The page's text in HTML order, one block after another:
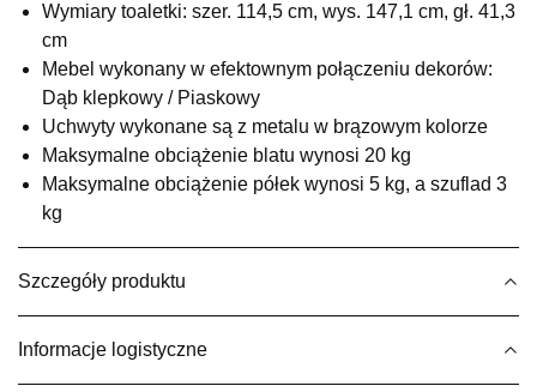
UL.BASZTOWA 3
76-100 SŁAWNO
Nr tel. 502668736
Adres e-mail:pph.catrin@wp.pl
Godziny otwarcia
Pn-Pt: 09:00-17:00, Sb: 09:00-13:00
629,00 zł
SALON MEBLOWY MEBLE EXPO
Salon meblowy
UL.PLAC DĄBROWSKIEGO 3
Wymiary toaletki: szer. 114,5 cm, wys. 147,1 cm, gł. 41,3
cm
Mebel wykonany w efektownym połączeniu dekorów:
Dąb klepkowy / Piaskowy
Uchwyty wykonane są z metalu w brązowym kolorze
Maksymalne obciążenie blatu wynosi 20 kg
Maksymalne obciążenie półek wynosi 5 kg, a szuflad 3
kg
Szczegóły produktu
Informacje logistyczne